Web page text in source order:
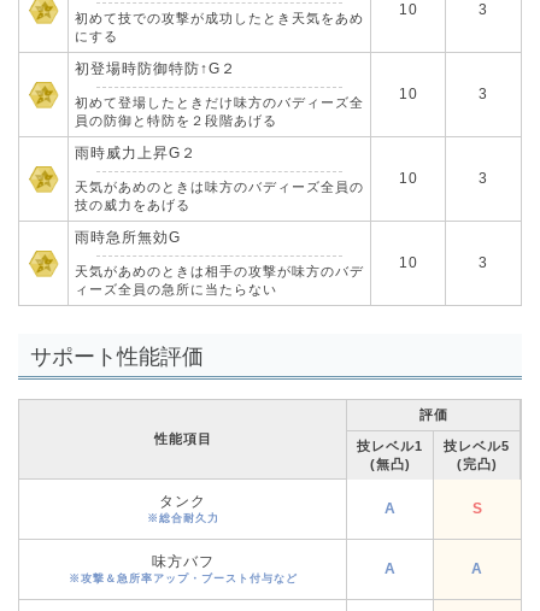
初めて技での攻撃が成功したとき天気をあめ
にする
10 3
初登場時防御特防↑G２
初めて登場したときだけ味方のバディーズ全
員の防御と特防を２段階あげる
10 3
雨時威力上昇G２
天気があめのときは味方のバディーズ全員の
技の威力をあげる
10 3
雨時急所無効G
天気があめのときは相手の攻撃が味方のバデ
ィーズ全員の急所に当たらない
10 3
サポート性能評価
性能項目
評価
技レベル1
(無凸)
技レベル5
(完凸)
タンク
※総合耐久力
A S
味方バフ
※攻撃＆急所率アップ・ブースト付与など
A A